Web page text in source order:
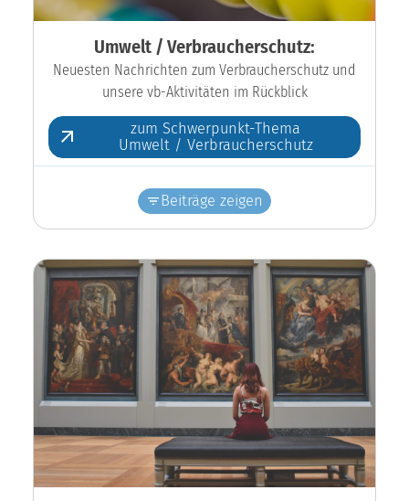
Umwelt / Verbraucherschutz:
Neuesten Nachrichten zum Verbraucherschutz und
unsere vb-Aktivitäten im Rückblick
zum Schwerpunkt-Thema
Umwelt / Verbraucherschutz
Beiträge zeigen